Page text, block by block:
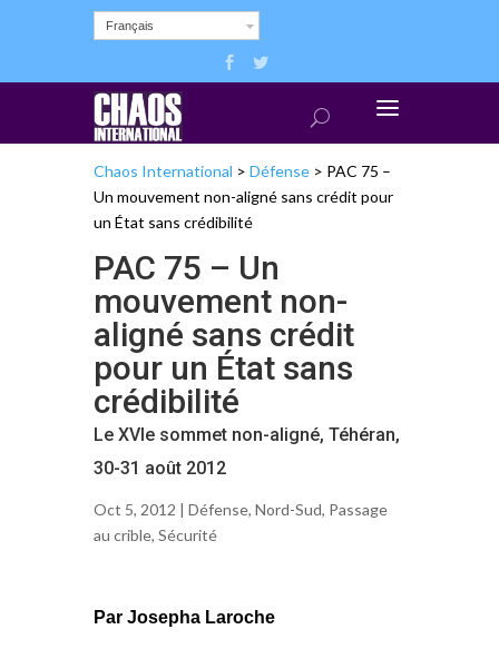
Français
Chaos International > Défense > PAC 75 –
Un mouvement non-aligné sans crédit pour
un État sans crédibilité
PAC 75 – Un
mouvement non-
aligné sans crédit
pour un État sans
crédibilité
Le XVIe sommet non-aligné, Téhéran,
30-31 août 2012
Oct 5, 2012 | Défense, Nord-Sud, Passage
au crible, Sécurité
Par Josepha Laroche